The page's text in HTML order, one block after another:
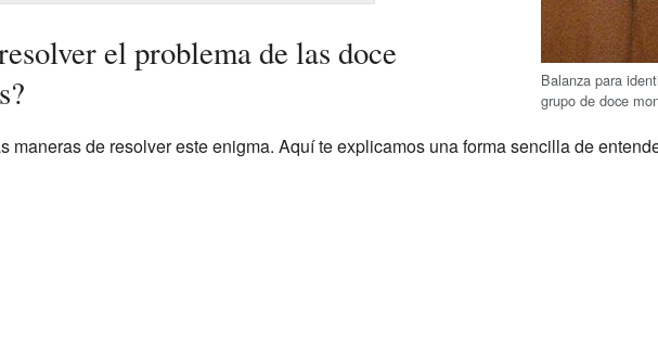
Balanza para
grupo de doce
el problema de las doce
maneras de resolver este enigma. Aquí te explicamos una forma sencilla de